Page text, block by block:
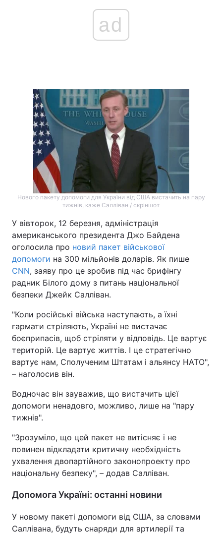
ad
Нового пакету допомоги для України від США вистачить на пару
тижнів, каже Салліван / скріншот
У вівторок, 12 березня, адміністрація
американського президента Джо Байдена
оголосила про новий пакет військової
допомоги на 300 мільйонів доларів. Як пише
CNN, заяву про це зробив під час брифінгу
радник Білого дому з питань національної
безпеки Джейк Салліван.
"Коли російські війська наступають, а їхні
гармати стріляють, Україні не вистачає
боєприпасів, щоб стріляти у відповідь. Це вартує
територій. Це вартує життів. І це стратегічно
вартує нам, Сполученим Штатам і альянсу НАТО",
– наголосив він.
Водночас він зауважив, що вистачить цієї
допомоги ненадовго, можливо, лише на "пару
тижнів".
"Зрозуміло, що цей пакет не витісняє і не
повинен відкладати критичну необхідність
ухвалення двопартійного законопроекту про
національну безпеку", – додав Салліван.
Допомога Україні: останні новини
У новому пакеті допомоги від США, за словами
Саллівана, будуть снаряди для артилерії та